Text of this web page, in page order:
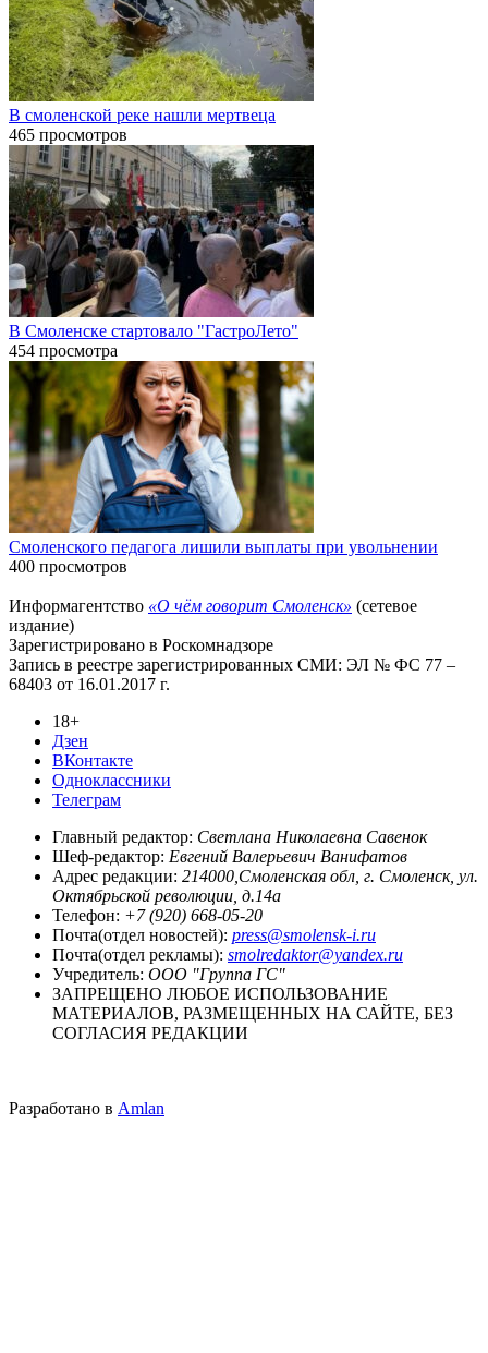
В смоленской реке нашли мертвеца
465 просмотров
В Смоленске стартовало "ГастроЛето"
454 просмотра
Смоленского педагога лишили выплаты при увольнении
400 просмотров
Информагентство «О чём говорит Смоленск» (сетевое
издание)
Зарегистрировано в Роскомнадзоре
Запись в реестре зарегистрированных СМИ: ЭЛ № ФС 77 –
68403 от 16.01.2017 г.
18+
Дзен
ВКонтакте
Одноклассники
Телеграм
Главный редактор: Светлана Николаевна Савенок
Шеф-редактор: Евгений Валерьевич Ванифатов
Адрес редакции: 214000,Смоленская обл, г. Смоленск, ул.
Октябрьской революции, д.14а
Телефон: +7 (920) 668-05-20
Почта(отдел новостей): press@smolensk-i.ru
Почта(отдел рекламы): smolredaktor@yandex.ru
Учредитель: ООО "Группа ГС"
ЗАПРЕЩЕНО ЛЮБОЕ ИСПОЛЬЗОВАНИЕ
МАТЕРИАЛОВ, РАЗМЕЩЕННЫХ НА САЙТЕ, БЕЗ
СОГЛАСИЯ РЕДАКЦИИ
Разработано в Amlan